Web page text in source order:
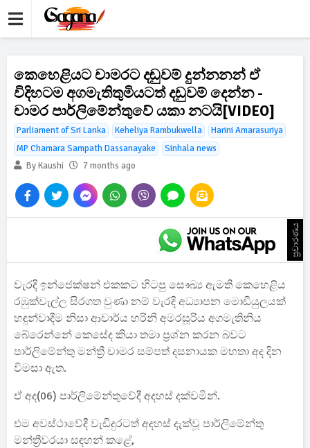
කෙහෙළියට චාමරට දඬුවම් දුන්නනන් ඒ
විදිහටම අගමැතිතුමියටත් දඩුවම් දෙන්න -
චාමර පාර්ලිමේන්තුවේ යකා නටයි[VIDEO]
Parliament of Sri Lanka Keheliya Rambukwella
Harini Amarasuriya
MP Chamara Sampath Dassanayake
Sinhala news
By Kaushi
7 months ago
ප්‍රචාරණය
වැරදි ඉන්ජෙක්ෂන් එකකට හිටපු සෞඛ්‍ය ඇමති කෙහෙළිය
රඹුක්වැල්ල සිරගත වුණා නම් වැරදි අධ්‍යාපන මොඩියුලයක්
හඳුන්වාදීම නිසා ආචාර්ය හරිනි අමරසූරිය අගමැතිනිය
බේරෙන්නේ කෙසේද කියා තමා ප්‍රශ්න කරන බවට
පාර්ලිමේන්තු මන්ත්‍රී චාමර සම්පත් දසනායක මහතා අද දින
විමසා ඇත.
ඒ අද(06) පාර්ලිමේන්තුවේදී අදහස් දක්වමින්.
එම අවස්ථාවේදී වැඩිදුරටත් අදහස් දැක්වූ පාර්ලිමේන්තු
මන්ත්‍රීවරයා සඳහන් කළේ,